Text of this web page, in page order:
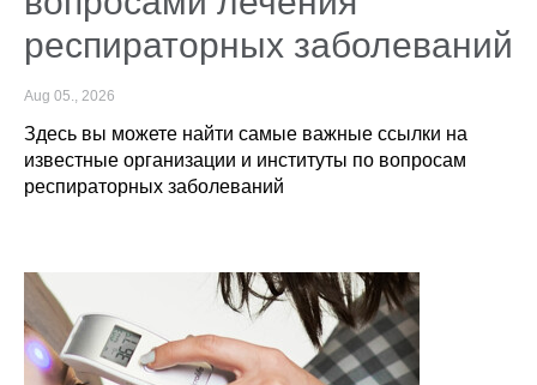
респираторных заболеваний
Aug 05., 2026
Здесь вы можете найти самые важные ссылки на
известные организации и институты по вопросам
респираторных заболеваний